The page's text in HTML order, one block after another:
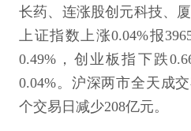
长药、连涨股创元科技、
上证指数上涨0.04%报
0.49%，创业板指下跌
0.04%。沪深两市全天成
个交易日减少208亿元。